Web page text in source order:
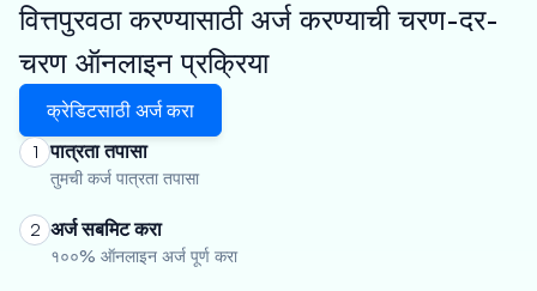
वित्तपुरवठा करण्यासाठी अर्ज करण्याची चरण-दर-
चरण ऑनलाइन प्रक्रिया
क्रेडिटसाठी अर्ज करा
1 पात्रता तपासा
तुमची कर्ज पात्रता तपासा
2 अर्ज सबमिट करा
१००% ऑनलाइन अर्ज पूर्ण करा